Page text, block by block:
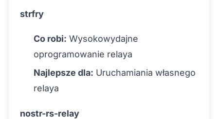
strfry
Co robi: Wysokowydajne
oprogramowanie relaya
Najlepsze dla: Uruchamiania własnego
relaya
nostr-rs-relay